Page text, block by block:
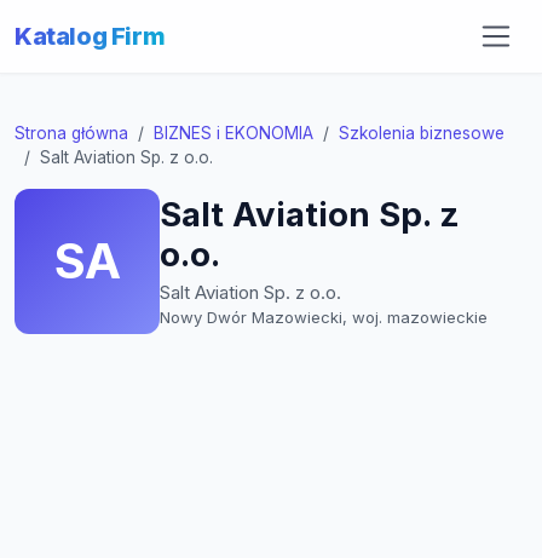
Katalog Firm
Strona główna BIZNES i EKONOMIA
Szkolenia biznesowe
Salt Aviation Sp. z o.o.
SA
Salt Aviation Sp. z
o.o.
Salt Aviation Sp. z o.o.
Nowy Dwór Mazowiecki, woj. mazowieckie